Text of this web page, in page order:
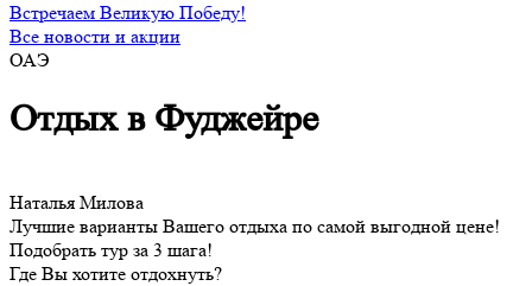
Встречаем Великую Победу!
Все новости и акции
ОАЭ
Отдых в Фуджейре
Наталья Милова
Лучшие варианты Вашего отдыха по самой выгодной цене!
Подобрать тур за 3 шага!
Где Вы хотите отдохнуть?